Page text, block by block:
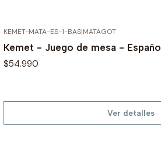
KEMET-MATA-ES-1-BAS|MATAGOT
Kemet - Juego de mesa - Español
$54.990
Ver detalles